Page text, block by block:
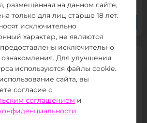
Заказать в Telegram
Nevoks SPL 10 0.6 Ом
размещённая на данном сайте,
только для лиц старше 18 лет.
исключительно
характер, не являются
исключительно
Для улучшения
используются файлы cookie.
сайта, вы
согласие с
соглашениеми